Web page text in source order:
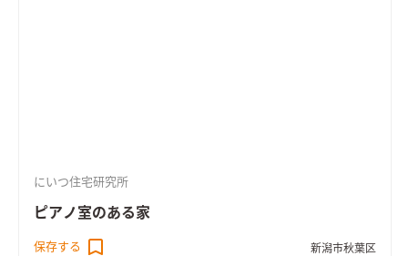
にいつ住宅研究所
ピアノ室のある家
保存する 新潟市秋葉区